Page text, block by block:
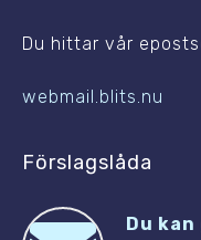
Du hittar vår
webmail.blits.nu
Förslagslåda
Du